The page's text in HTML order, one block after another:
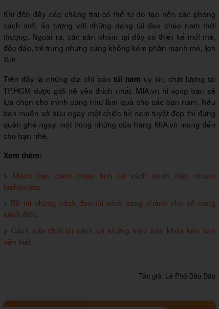
Khi đến đây các chàng trai có thể tự do tạo nên các phong
cách mới, ấn tượng với những dáng túi đeo chéo nam thời
thượng. Ngoài ra, các sản phẩm tại đây có thiết kế mới mẻ,
độc đáo, trẻ trung nhưng cũng không kém phần mạnh mẽ, lịch
lãm.
Trên đây là những địa chỉ bán túi nam uy tín, chất lượng tại
TP.HCM được giới trẻ yêu thích nhất. MIA.vn hi vọng bạn sẽ
lựa chọn cho mình cũng như làm quà cho các bạn nam. Nếu
bạn muốn sở hữu ngay một chiếc túi nam tuyệt đẹp thì đừng
quên ghé ngay một trong những cửa hàng MIA.vn mang đến
cho bạn nhé.
Xem thêm:
> Mách bạn cách chụp ảnh túi xách sành điệu chuẩn
fashionista
> Bỏ túi những cách đeo túi xách sang chảnh cho cô nàng
sành điệu
> Cách sửa chốt túi xách và những mẹo sửa khóa kéo bạn
nên biết
Tác giả: Lê Phó Bảo Bảo